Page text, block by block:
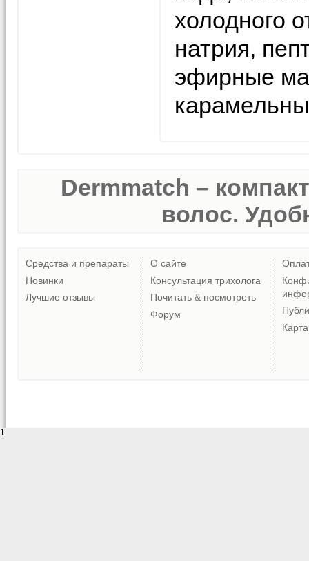
холодного
натрия,
эфирные
Dermmatch –
волос.
Средства и препараты
Новинки
Лучшие отзывы
О сайте
Консультация трихолога
Почитать & посмотреть
Форум
1